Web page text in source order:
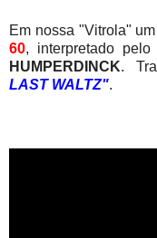
Em nossa "Vitrola"
60, interpretado pelo
HUMPERDINCK.
LAST WALTZ".